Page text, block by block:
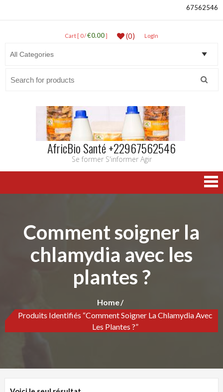
67562546
Cart [ 0 /€0.00] (0) LogIn
AfricBio Santé +22967562546
Se former S'informer Agir
Comment soigner la
chlamydia avec les
plantes ?
Home
Produits Identifiés “Comment Soigner La Chlamydia Avec
Les Plantes ?”